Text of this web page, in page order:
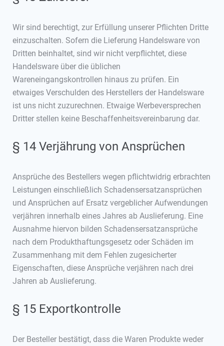
Wir sind berechtigt, zur Erfüllung unserer Pflichten Dritte
einzuschalten. Sofern die Lieferung Handelsware von
Dritten beinhaltet, sind wir nicht verpflichtet, diese
Handelsware über die üblichen
Wareneingangskontrollen hinaus zu prüfen. Ein
etwaiges Verschulden des Herstellers der Handelsware
ist uns nicht zuzurechnen. Etwaige Werbeversprechen
Dritter stellen keine Beschaffenheitsvereinbarung dar.
§ 14 Verjährung von Ansprüchen
Ansprüche des Bestellers wegen pflichtwidrig erbrachten
Leistungen einschließlich Schadensersatzansprüchen
und Ansprüchen auf Ersatz vergeblicher Aufwendungen
verjähren innerhalb eines Jahres ab Auslieferung. Eine
Ausnahme hiervon bilden Schadensersatzansprüche
nach dem Produkthaftungsgesetz oder Schäden im
Zusammenhang mit dem Fehlen zugesicherter
Eigenschaften, diese Ansprüche verjähren nach drei
Jahren ab Auslieferung.
§ 15 Exportkontrolle
Der Besteller bestätigt, dass die Waren Produkte weder